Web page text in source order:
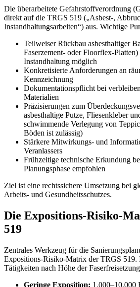
Die überarbeitete Gefahrstoffverordnung
direkt auf die TRGS 519 („Asbest-,
Instandhaltungsarbeiten“) aus. Wichtige
Teilweiser Rückbau asbesthaltiger
Faserzement- oder Floorflex-
Instandhaltung möglich
Konkretisierte Anforderungen an
Kennzeichnung
Dokumentationspflicht bei
Materialien
Präzisierungen zum
asbesthaltige Putze, Fliesenkleber
schwimmende Verlegung von
Böden ist zulässig)
Stärkere Mitwirkungs- und
Veranlassers
Frühzeitige technische Erkundung
Planungsphase empfohlen
Ziel ist eine rechtssichere Umsetzung bei
Arbeits- und Gesundheitsschutzes.
Die Expositions-Risiko-
519
Zentrales Werkzeug für die
Expositions-Risiko-Matrix der TRGS
Tätigkeiten nach Höhe der
Geringe Exposition: 1.000–10.000